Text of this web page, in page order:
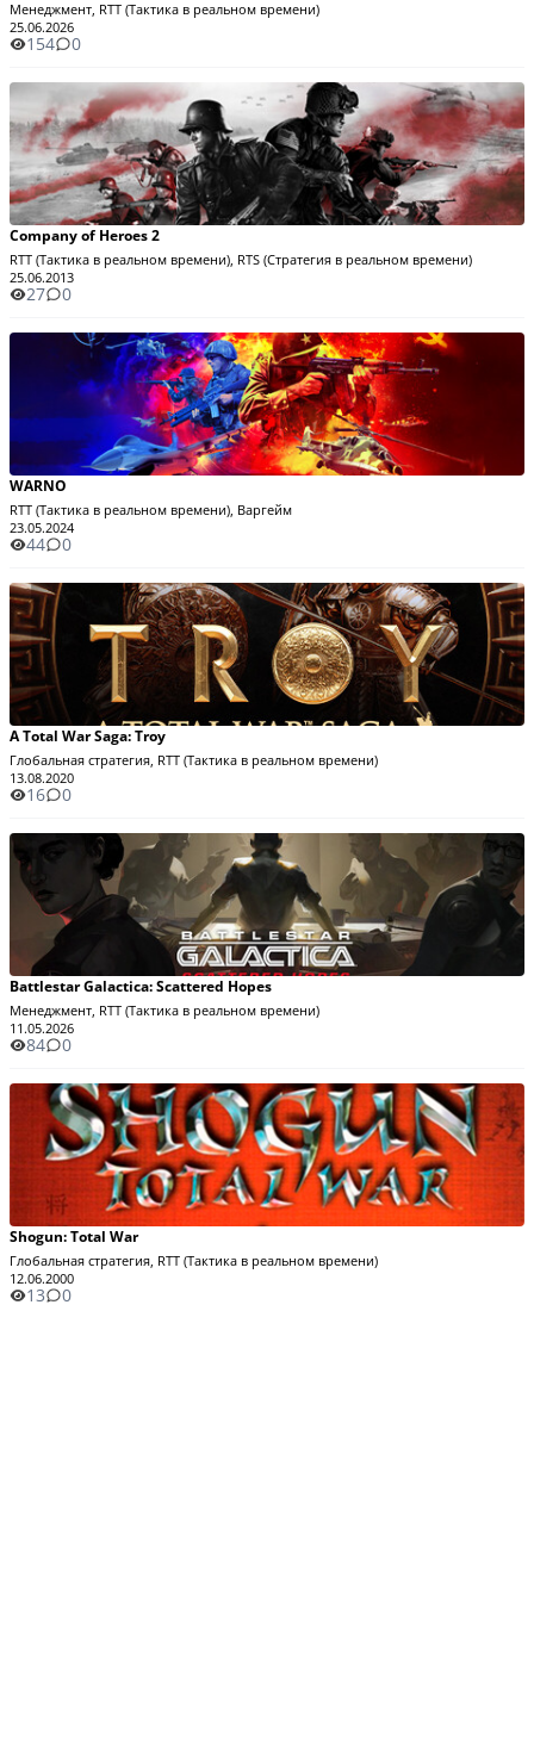
Менеджмент, RTT (Тактика в реальном времени)
25.06.2026
154 0
Company of Heroes 2
RTT (Тактика в реальном времени), RTS (Стратегия в реальном времени)
25.06.2013
27 0
WARNO
RTT (Тактика в реальном времени), Варгейм
23.05.2024
44 0
A Total War Saga: Troy
Глобальная стратегия, RTT (Тактика в реальном времени)
13.08.2020
16 0
Battlestar Galactica: Scattered Hopes
Менеджмент, RTT (Тактика в реальном времени)
11.05.2026
84 0
Shogun: Total War
Глобальная стратегия, RTT (Тактика в реальном времени)
12.06.2000
13 0